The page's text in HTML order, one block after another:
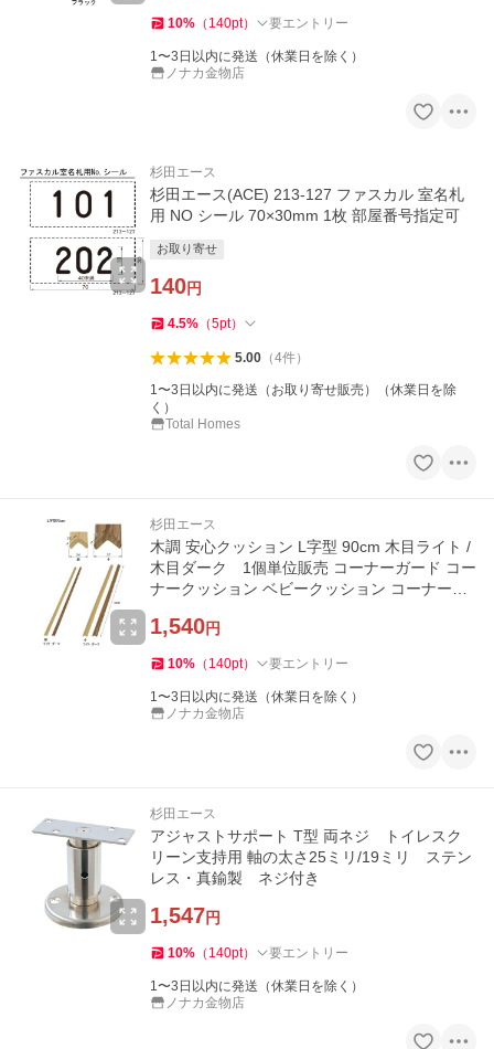
10% （ 140pt） 要エントリー
1〜3日以内に発送（休業日を除く）
ノナカ金物店
杉田エース
杉田エース(ACE) 213-127 ファスカル 室名札
用 NO シール 70×30mm 1枚 部屋番号指定可
お取り寄せ
140円
4.5% （5pt）
5.00（4件）
1〜3日以内に発送（お取り寄せ販売）（休業日を除
く）
Total Homes
杉田エース
木調 安心クッション L字型 90cm 木目ライト /
木目ダーク 1個単位販売 コーナーガード コー
ナークッション ベビークッション コーナーマ
1,540円
10% （ 140pt） 要エントリー
1〜3日以内に発送（休業日を除く）
ノナカ金物店
杉田エース
アジャストサポート T型 両ネジ トイレスク
リーン支持用 軸の太さ25ミリ/19ミリ ステン
レス・真鍮製 ネジ付き
1,547円
10% （ 140pt） 要エントリー
1〜3日以内に発送（休業日を除く）
ノナカ金物店